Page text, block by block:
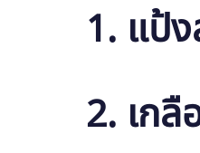
1. แป้
2. เก